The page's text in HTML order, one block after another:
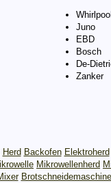
Juno
EBD
Bosch
De-
Zanker
Herd Backofen Elektroherd
Mikrowellenherd
Brotschneidemaschine